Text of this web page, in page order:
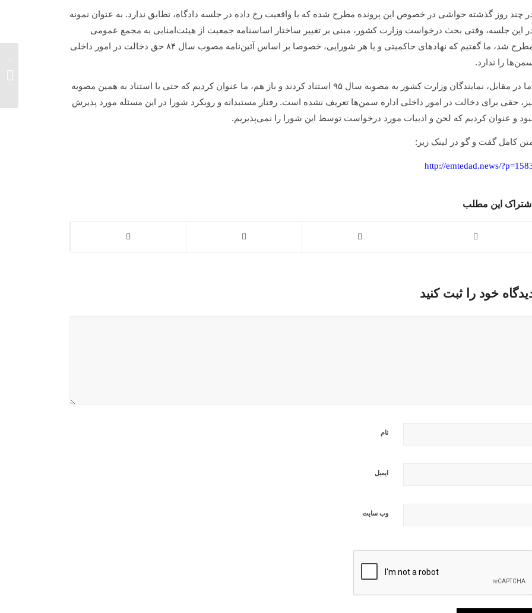
چند روز گذشته حواشی در خصوص این پرونده مطرح شده که با واقعیت رخ داده در جلسه دادگاه، تطابق ندارد. به عنوان نمونه
این جلسه، وقتی بحث درخواست وزارت کشور، مبنی بر تغییر ساختار اساسنامه جمعیت از هیئت‌امنایی به مجمع عمومی
مطرح شد، ما گفتیم که نهادهای حاکمیتی و یا هر شورایی، خصوصا بر اساس آئین‌نامه مصوب سال ۸۴ حق دخالت در امور داخلی
را ندارد.
اما در مقابل، نمایندگان وزارت کشور به مصوبه سال ۹۵ استناد کردند و باز هم، ما عنوان کردیم که حتی با استناد به همین مصوبه
حقی برای دخالت در امور داخلی اداره سمن‌ها تعریف نشده است. رفتار مستبدانه و رویکرد شورا در این مسئله مورد پذیرش
و عنوان کردیم که لحن و ادبیات مورد درخواست توسط این شورا را نمی‌پذیریم.
کامل گفت و گو در لینک زیر:
http://emtedad.news/
اشتراک این مطلب
خود را ثبت کنید
نام
ایمیل
وب‌ سایت
سعید